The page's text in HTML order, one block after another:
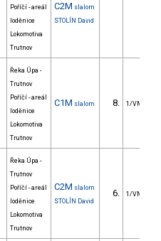
Poříčí - areál
loděnice
Lokomotiva
Trutnov
C2M slalom
STOLÍN David
Řeka Úpa -
Trutnov
Poříčí - areál
loděnice
Lokomotiva
Trutnov
C1M slalom 8. 1/VM
Řeka Úpa -
Trutnov
Poříčí - areál
loděnice
Lokomotiva
Trutnov
C2M slalom
STOLÍN David
6. 1/VM